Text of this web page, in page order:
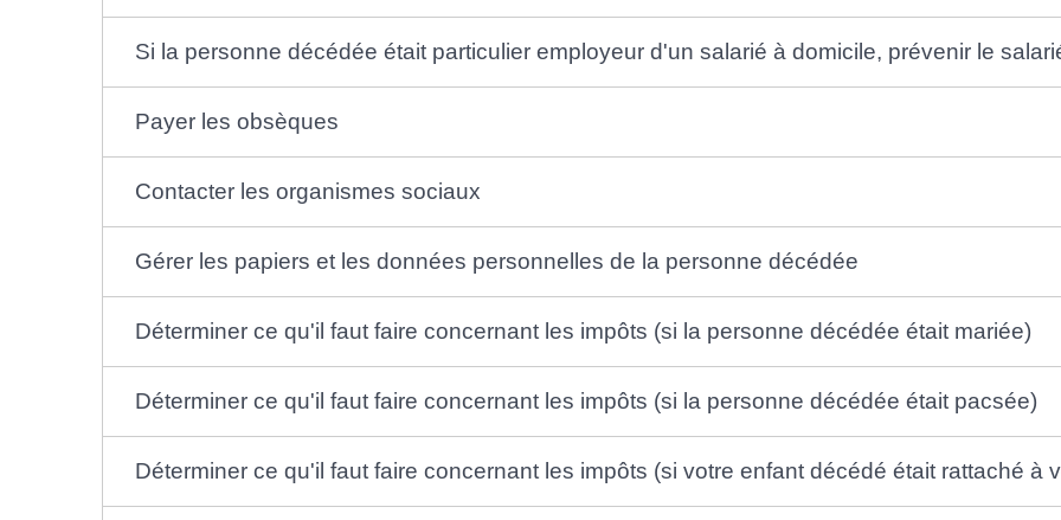
Si la personne décédée était particulier employeur d'un salarié à domicile, prévenir le
Payer les obsèques
Contacter les organismes sociaux
Gérer les papiers et les données personnelles de la personne décédée
Déterminer ce qu'il faut faire concernant les impôts (si la personne décédée était mariée)
Déterminer ce qu'il faut faire concernant les impôts (si la personne décédée était pacsée)
Déterminer ce qu'il faut faire concernant les impôts (si votre enfant décédé était rattaché à